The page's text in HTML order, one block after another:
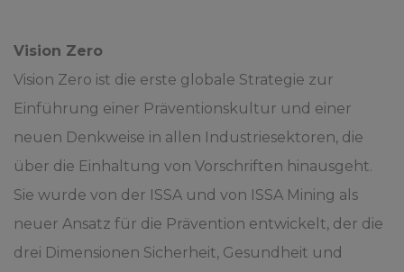
Vision Zero
Vision Zero ist die erste globale Strategie zur
Einführung einer Präventionskultur und einer
neuen Denkweise in allen Industriesektoren, die
über die Einhaltung von Vorschriften hinausgeht.
Sie wurde von der ISSA und von ISSA Mining als
neuer Ansatz für die Prävention entwickelt, der die
drei Dimensionen Sicherheit, Gesundheit und